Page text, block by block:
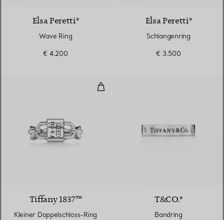
Elsa Peretti®
Wave Ring
€ 4.200
Elsa Peretti®
Schlangenring
€ 3.500
Kleiner Doppelschloss-Ring in
Tiffany 1837™
Kleiner Doppelschloss-Ring
T&CO.®
Bandring